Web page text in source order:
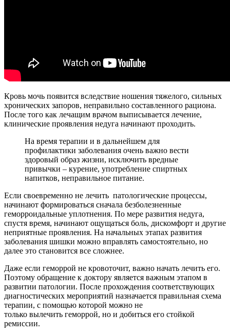
Кровь мочь появится вследствие ношения тяжелого, сильных
хронических запоров, неправильно составленного рациона.
После того как лечащим врачом выписывается лечение,
клинические проявления недуга начинают проходить.
На время терапии и в дальнейшем для
профилактики заболевания очень важно вести
здоровый образ жизни, исключить вредные
привычки – курение, употребление спиртных
напитков, неправильное питание.
Если своевременно не лечить патологические процессы,
начинают формироваться сначала безболезненные
геморроидальные уплотнения. По мере развития недуга,
спустя время, начинают ощущаться боль, дискомфорт и другие
неприятные проявления. На начальных этапах развития
заболевания шишки можно вправлять самостоятельно, но
далее это становится все сложнее.
Даже если геморрой не кровоточит, важно начать лечить его.
Поэтому обращение к доктору является важным этапом в
развитии патологии. После прохождения соответствующих
диагностических мероприятий назначается правильная схема
терапии, с помощью которой можно не
только вылечить геморрой, но и добиться его стойкой
ремиссии.